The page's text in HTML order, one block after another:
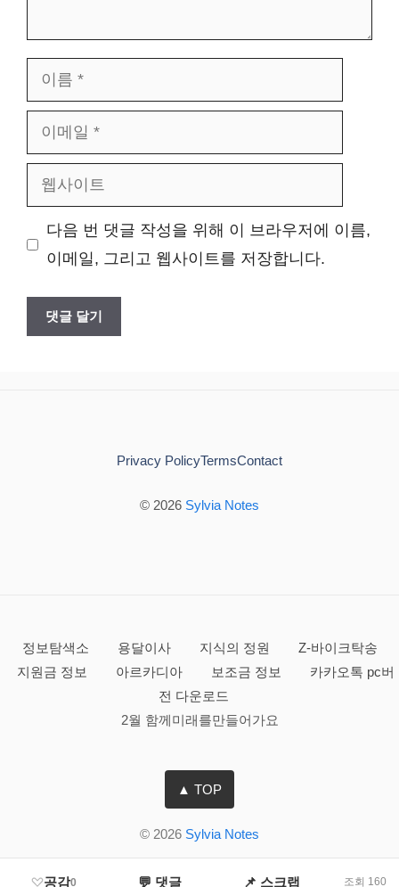
름
메
사
다음 번 댓글 작성을 위해 이 브라우저에 이름,
이메일, 그리고 웹사이트를 저장합니다.
© 2026 Sylvia Notes
Privacy PolicyTermsContact
공감0 💬 댓글 📌 스크랩 조회 160
정보탐색소 용달이사 지식의 정원
Z-바이크탁송
지원금 정보
아르카디아 보조금 정보
카카오톡 pc버
전 다운로드
2월 함께미래를만들어가요
▲ TOP
© 2026 Sylvia Notes